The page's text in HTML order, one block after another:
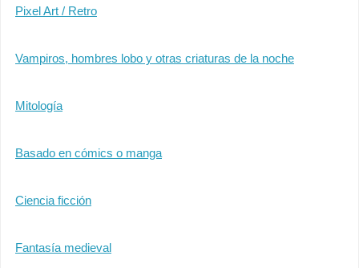
Pixel Art / Retro
Vampiros, hombres lobo y otras criaturas de la noche
Mitología
Basado en cómics o manga
Ciencia ficción
Fantasía medieval